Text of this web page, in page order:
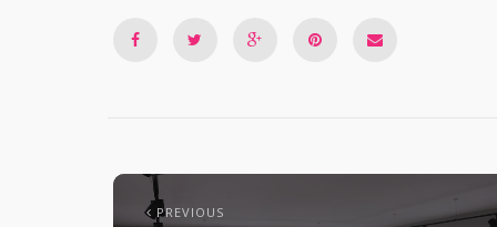
PREVIOUS